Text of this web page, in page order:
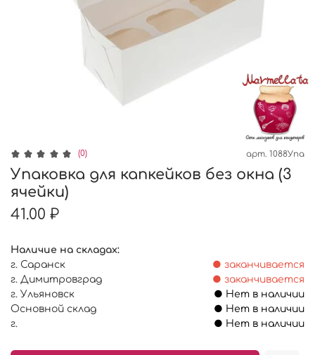
(0) арт. 1088Упа
Упаковка для капкейков без окна (3
ячейки)
41.00 ₽
Наличие на складах:
г. Саранск
● заканчивается
г. Димитровград
● заканчивается
г. Ульяновск
● Нет в наличии
Основной склад
● Нет в наличии
г.
● Нет в наличии